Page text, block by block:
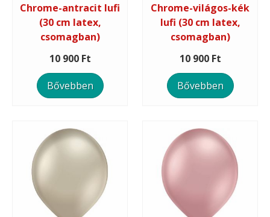
Chrome-antracit lufi
(30 cm latex,
csomagban)
10 900 Ft
Bővebben
Chrome-világos-kék
lufi (30 cm latex,
csomagban)
10 900 Ft
Bővebben